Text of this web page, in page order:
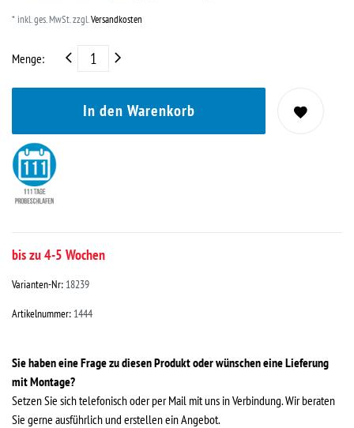
* inkl. ges. MwSt. zzgl.Versandkosten
Menge:
In den Warenkorb
bis zu 4-5 Wochen
Varianten-Nr: 18239
Artikelnummer: 1444
Sie haben eine Frage zu diesen Produkt oder wünschen eine Lieferung
mit Montage?
Setzen Sie sich telefonisch oder per Mail mit uns in Verbindung. Wir beraten
Sie gerne ausführlich und erstellen ein Angebot.